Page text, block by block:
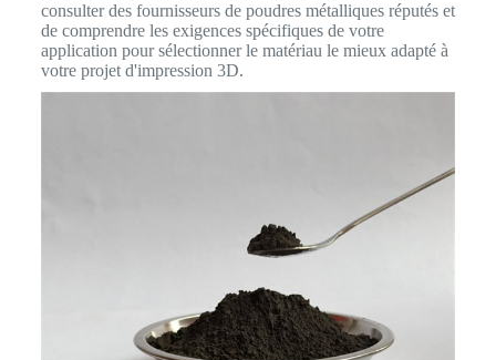
consulter des fournisseurs de poudres métalliques réputés et
de comprendre les exigences spécifiques de votre
application pour sélectionner le matériau le mieux adapté à
votre projet d'impression 3D.